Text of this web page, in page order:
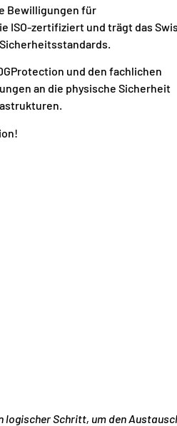
Bewilligungen für
ISO-zertifiziert und trägt das
und den fachlichen
an die physische Sicherheit
logischer Schritt, um den